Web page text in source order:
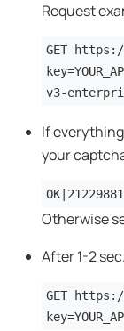
Request
GET
v3-
If
your
Otherwise
After 1-2
GET